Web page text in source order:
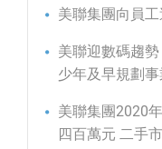
美聯集團向員
美聯迎數碼趨
少年及早規劃
美聯集團2020
四百萬元 二手